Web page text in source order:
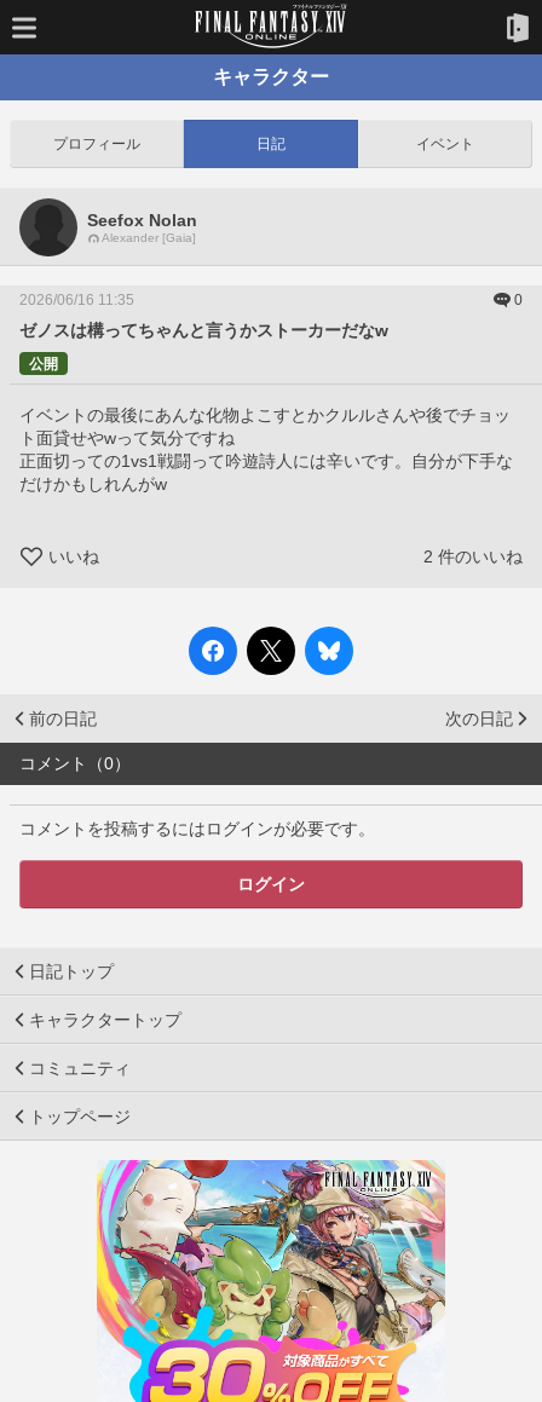
キャラクター
プロフィール 日記 イベント
Seefox Nolan
Alexander [Gaia]
2026/06/16 11:35 0
ゼノスは構ってちゃんと言うかストーカーだなw
公開
イベントの最後にあんな化物よこすとかクルルさんや後でチョッ
ト面貸せやwって気分ですね
正面切っての1vs1戦闘って吟遊詩人には辛いです。自分が下手な
だけかもしれんがw
いいね 2 件のいいね
前の日記 次の日記
コメント（0）
コメントを投稿するにはログインが必要です。
ログイン
日記トップ
キャラクタートップ
コミュニティ
トップページ